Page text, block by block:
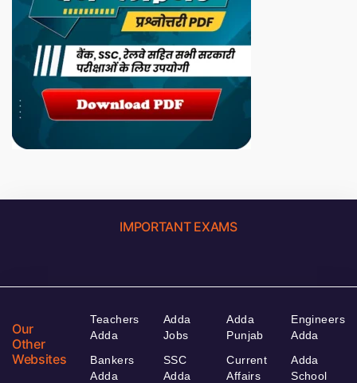
IMPORTANT EXAMS
Our
Other
Websites
Teachers
Adda
Bankers
Adda
Adda
Jobs
SSC
Adda
Adda
Punjab
Current
Affairs
Engineers
Adda
Adda
School